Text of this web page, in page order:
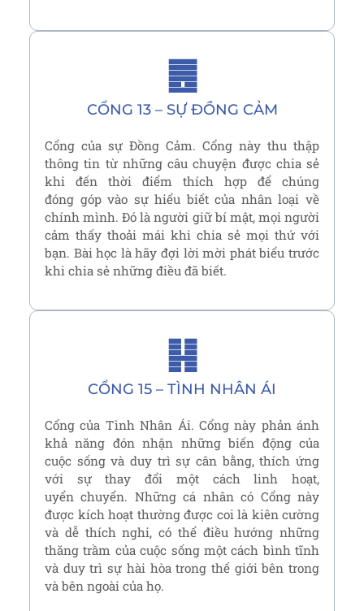
CỔNG 13 – SỰ ĐỒNG CẢM
䷌
Cổng của sự Đồng Cảm. Cổng này thu thập
thông tin từ những câu chuyện được chia sẻ
khi đến thời điểm thích hợp để chúng
đóng góp vào sự hiểu biết của nhân loại về
chính mình. Đó là người giữ bí mật, mọi người
cảm thấy thoải mái khi chia sẻ mọi thứ với
bạn. Bài học là hãy đợi lời mời phát biểu trước
khi chia sẻ những điều đã biết.
CỔNG 15 – TÌNH NHÂN ÁI
䷎
Cổng của Tình Nhân Ái. Cổng này phản ánh
khả năng đón nhận những biến động của
cuộc sống và duy trì sự cân bằng, thích ứng
với sự thay đổi một cách linh hoạt,
uyển chuyển. Những cá nhân có Cổng này
được kích hoạt thường được coi là kiên cường
và dễ thích nghi, có thể điều hướng những
thăng trầm của cuộc sống một cách bình tĩnh
và duy trì sự hài hòa trong thế giới bên trong
và bên ngoài của họ.